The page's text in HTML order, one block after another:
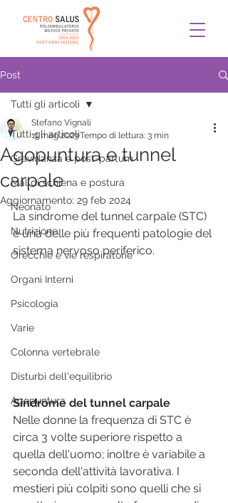
Post
Tutti gli articoli
Gravidanza e post-partum
Mal di schiena e postura
Neonato
Nutrizione
Orecchie e vie respiratorie
Organi Interni
Psicologia
Varie
Colonna vertebrale
Disturbi dell'equilibrio
Agopuntura
Tutti gli articoli
Agopuntura e tunnel
carpale
Stefano Vignali
11 mag 2023Tempo di lettura: 3 min
Aggiornamento: 29 feb 2024
La sindrome del tunnel carpale (STC)
è una delle più frequenti patologie del
sistema nervoso periferico.
Sindrome del tunnel carpale
Nelle donne la frequenza di STC è
circa 3 volte superiore rispetto a
quella dell'uomo; inoltre è variabile a
seconda dell'attività lavorativa. I
mestieri più colpiti sono quelli che si